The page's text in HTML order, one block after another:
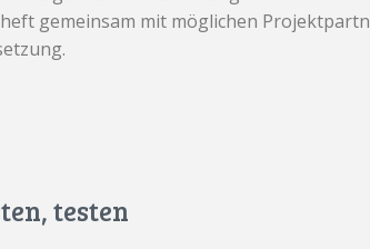
gemeinsam mit möglichen
testen